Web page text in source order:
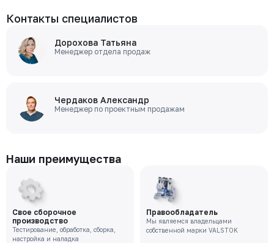
Контакты специалистов
Дорохова Татьяна
Менеджер отдела продаж
Чердаков Александр
Менеджер по проектным продажам
Наши преимущества
Свое сборочное
производство
Тестирование, обработка, сборка,
настройка и наладка
Правообладатель
Мы являемся владельцами
собственной марки VALSTOK